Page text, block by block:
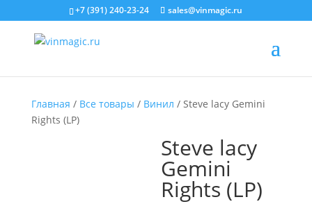
+7 (391) 240-23-24 sales@vinmagic.ru
Главная / Все товары / Винил / Steve lacy Gemini
Rights (LP)
Steve lacy
Gemini
Rights (LP)